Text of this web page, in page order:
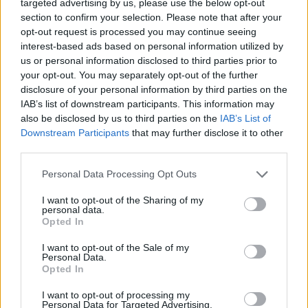
targeted advertising by us, please use the below opt-out
section to confirm your selection. Please note that after your
opt-out request is processed you may continue seeing
interest-based ads based on personal information utilized by
us or personal information disclosed to third parties prior to
your opt-out. You may separately opt-out of the further
disclosure of your personal information by third parties on the
IAB’s list of downstream participants. This information may
also be disclosed by us to third parties on the IAB’s List of
Downstream Participants that may further disclose it to other
Personal Data Processing Opt Outs
I want to opt-out of the Sharing of my
personal data.
Opted In
I want to opt-out of the Sale of my
Personal Data.
Opted In
I want to opt-out of processing my
Personal Data for Targeted Advertising.
Responder
SEÑOR DE LOS ANILLOS BLACK
Publicado17 de Mayo del 2004
rusito, has disfrutado con la pelotilla ¿eh?, me alegro. Es que
estos A2 son una gozada.
Saluditos.
Responder
rusito